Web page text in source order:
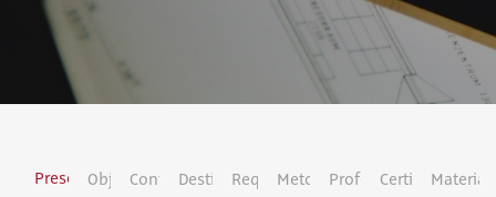
Presentación
ObjetivosContenidosDestinatariosRequisitosMetodologíaProfesoradoCertificación
Material